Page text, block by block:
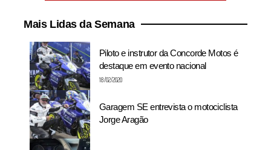
Mais Lidas da Semana
Piloto e instrutor da Concorde Motos é
destaque em evento nacional
18/02/2020
Garagem SE entrevista o motociclista
Jorge Aragão